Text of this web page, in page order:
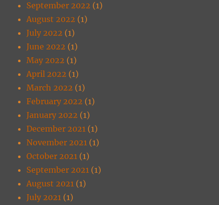
September 2022 (1)
August 2022 (1)
July 2022 (1)
June 2022 (1)
May 2022 (1)
April 2022 (1)
March 2022 (1)
February 2022 (1)
January 2022 (1)
December 2021 (1)
November 2021 (1)
October 2021 (1)
September 2021 (1)
August 2021 (1)
July 2021 (1)